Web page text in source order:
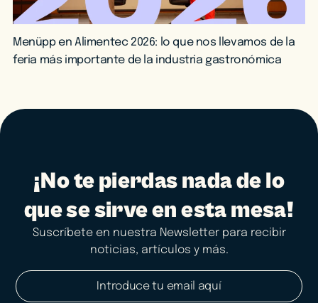
Menüpp en Alimentec 2026: lo que nos llevamos de la
feria más importante de la industria gastronómica
¡No te pierdas nada de lo
que se sirve en esta mesa!
Suscríbete en nuestra Newsletter para recibir
noticias, artículos y más.